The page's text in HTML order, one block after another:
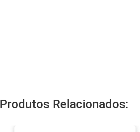
Produtos Relacionados: